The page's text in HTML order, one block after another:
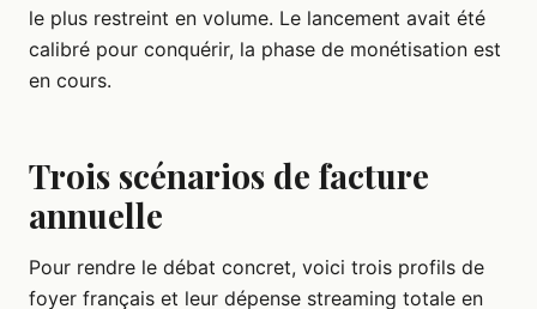
le plus restreint en volume. Le lancement avait été
calibré pour conquérir, la phase de monétisation est
en cours.
Trois scénarios de facture
annuelle
Pour rendre le débat concret, voici trois profils de
foyer français et leur dépense streaming totale en